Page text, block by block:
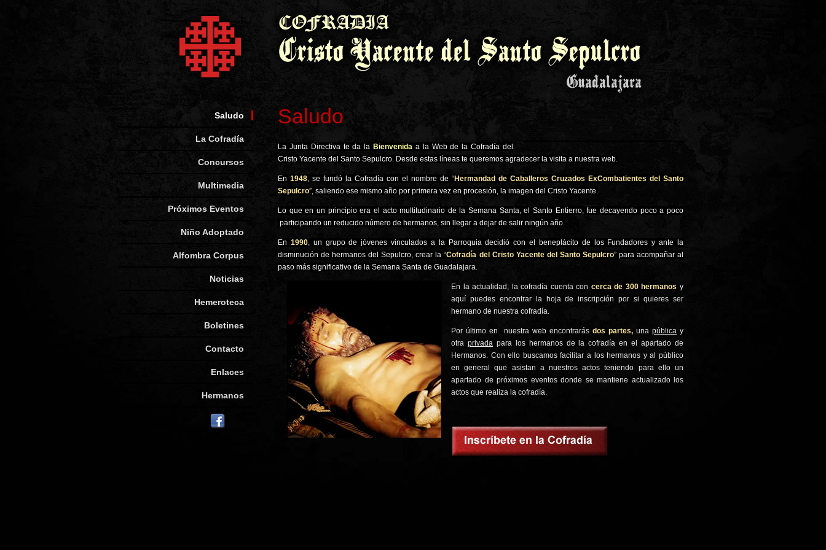
Saludo
La Junta Directiva te da la Bienvenida a la Web de la Cofradía del
Cristo Yacente del Santo Sepulcro. Desde estas líneas te queremos agradecer la visita a nuestra web.
En 1948, se fundó la Cofradía con el nombre de “Hermandad de Caballeros Cruzados ExCombatientes del Santo
Sepulcro”, saliendo ese mismo año por primera vez en procesión, la imagen del Cristo Yacente.
Lo que en un principio era el acto multitudinario de la Semana Santa, el Santo Entierro, fue decayendo poco a poco
participando un reducido número de hermanos, sin llegar a dejar de salir ningún año.
En 1990, un grupo de jóvenes vinculados a la Parroquia decidió con el beneplácito de los Fundadores y ante la
disminución de hermanos del Sepulcro, crear la “Cofradía del Cristo Yacente del Santo Sepulcro” para acompañar al
paso más significativo de la Semana Santa de Guadalajara.
En la actualidad, la cofradía cuenta con cerca de 300 hermanosy
aquí puedes encontrar la hoja de inscripción por si quieres ser
hermano de nuestra cofradía.
Por último en nuestra web encontrarás dos partes, una pública y
otra privadapara los hermanos de la cofradía en el apartado de
Hermanos. Con ello buscamos facilitar a los hermanos y al público
en general que asistan a nuestros actos teniendo para ello un
apartado de próximos eventos donde se mantiene actualizado los
actos que realiza la cofradía.
Saludo
La Cofradía
Concursos
Multimedia
Próximos Eventos
Niño Adoptado
Alfombra Corpus
Noticias
Hemeroteca
Boletines
Contacto
Enlaces
Hermanos